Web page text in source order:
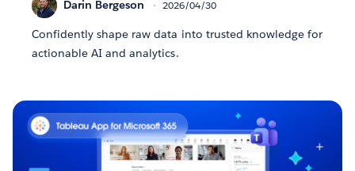
Darin Bergeson 2026/04/30
Confidently shape raw data into trusted knowledge for
actionable AI and analytics.